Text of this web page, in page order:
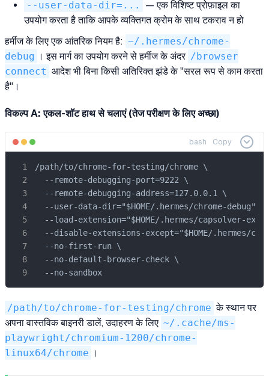
--user-data-dir=...
— एक विशिष्ट प्रोफ़ाइल का
उपयोग करता है ताकि आपके व्यक्तिगत क्रोम के साथ टकराव न हो
हर्मीज के लिए एक आंतरिक नियम है: ~/.hermes/chrome-
debug । इस मार्ग का उपयोग करने से हर्मीज के अंदर /browser
connect आदेश भी बिना किसी अतिरिक्त झंडे के "सरल रूप से काम करता
है"।
विकल्प A: एकल-शॉट हाथ से चलाएं (तेज परीक्षण के लिए अच्छा)
bash Copy
/path/to/chrome-for-testing/chrome \
  --remote-debugging-port=9222 \
  --remote-debugging-address=127.0.0.1 \
  --user-data-dir="$HOME/.hermes/chrome-debug" \
--load-extension="$HOME/.hermes/capsolver-
--disable-extensions-except="$HOME/.hermes/
  --no-first-run \
  --no-default-browser-check \
  --no-sandbox
/path/to/chrome-for-testing/chrome के स्थान पर
अपना वास्तविक बाइनरी डालें, उदाहरण के लिए ~/.cache/ms-
playwright/chromium-1200/chrome-
linux64/chrome ।